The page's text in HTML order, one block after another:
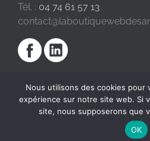
Tél. : 04 74 61 57 13
2018 © La Boutique Web des
Nous utilisons des cookies pour
expérience sur notre site web. Si
site, nous supposerons que
OK